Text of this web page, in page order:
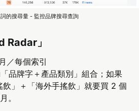
的搜尋量 - 監控品牌搜尋查詢
Radar」
／每個索引
品牌字＋產品類別」組合；如果
飲」＋「海外手搖飲」就要買 2 個
。